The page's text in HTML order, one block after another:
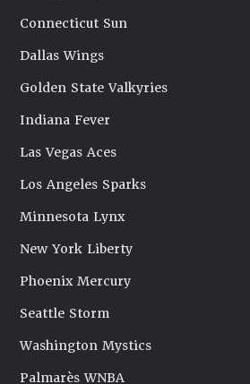
Connecticut Sun
Dallas Wings
Golden State Valkyries
Indiana Fever
Las Vegas Aces
Los Angeles Sparks
Minnesota Lynx
New York Liberty
Phoenix Mercury
Seattle Storm
Washington Mystics
Palmarès WNBA